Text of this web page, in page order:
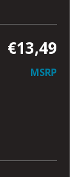
€13,49
MSRP